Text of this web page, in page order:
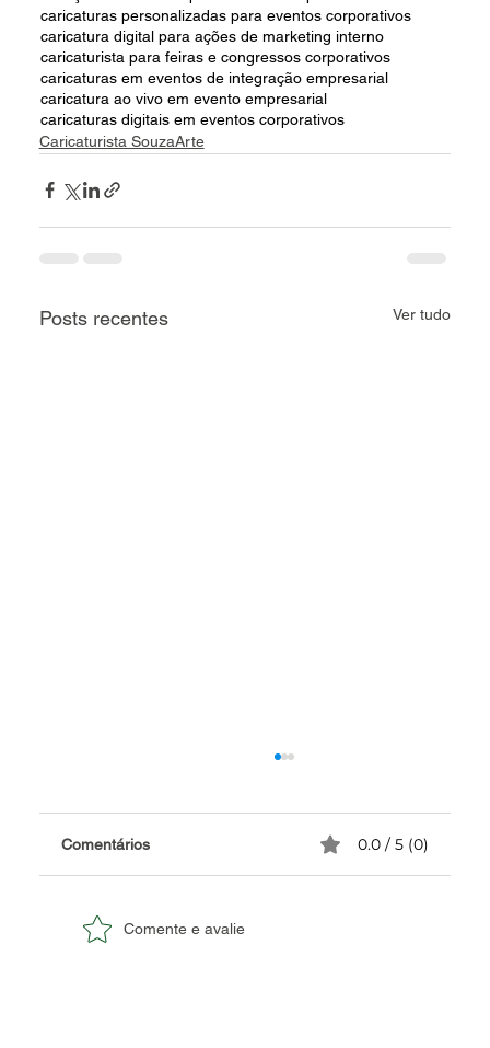
caricaturas personalizadas para eventos corporativos
caricatura digital para ações de marketing interno
caricaturista para feiras e congressos corporativos
caricaturas em eventos de integração empresarial
caricatura ao vivo em evento empresarial
caricaturas digitais em eventos corporativos
Caricaturista SouzaArte
Posts recentes Ver tudo
Comentários 0.0 / 5 (0)
Comente e avalie